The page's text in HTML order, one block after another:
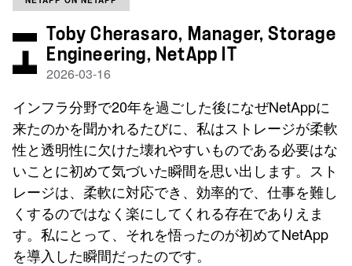
Toby Cherasaro, Manager, Storage
Engineering, NetApp IT
2026-03-16
インフラ分野で20年を過ごした後になぜNetAppに
来たのかを聞かれるたびに、私はストレージが柔軟
性と透明性に欠けた壊れやすいものである必要はな
いことに初めて気づいた瞬間を思い出します。スト
レージは、柔軟に対応でき、効率的で、仕事を難し
くするのではなく楽にしてくれる存在でありえま
す。私にとって、それを悟ったのが初めてNetApp
を導入した瞬間だったのです。